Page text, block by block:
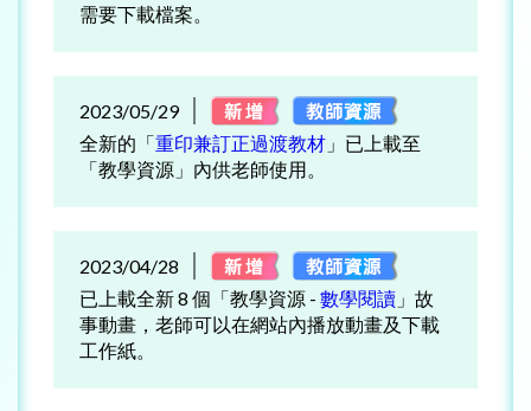
需要下載檔案。
2023/05/29
全新的「重印兼訂正過渡教材 」已上載至
「教學資源」內供老師使用。
2023/04/28
已上載全新 8 個「教學資源 - 數學閱讀 」故
事動畫，老師可以在網站內播放動畫及下載
工作紙。